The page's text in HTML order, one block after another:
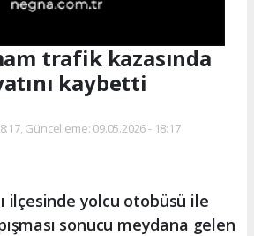
trafik kazasında
kaybetti
Güncelleme: 09.05.2026 - 18:17
ilçesinde yolcu otobüsü ile
sonucu meydana gelen